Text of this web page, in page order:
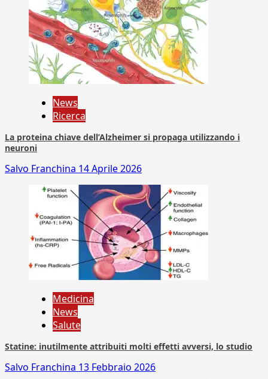
News
Ricerca
La proteina chiave dell’Alzheimer si propaga utilizzando i
neuroni
Salvo Franchina 14 Aprile 2026
Medicina
News
Salute
Statine: inutilmente attribuiti molti effetti avversi, lo studio
Salvo Franchina 13 Febbraio 2026